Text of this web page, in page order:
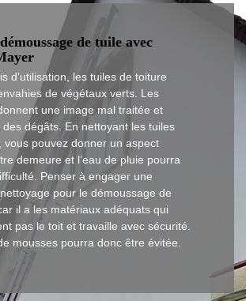
de tuile avec
d’utilisation, les tuiles de toiture
de végétaux verts. Les
une image mal traitée et
dégâts. En nettoyant les tuiles
vous pouvez donner un aspect
demeure et l’eau de pluie pourra
Penser à engager une
pour le démoussage de
il a les matériaux adéquats qui
pas le toit et travaille avec sécurité.
mousses pourra donc être évitée.